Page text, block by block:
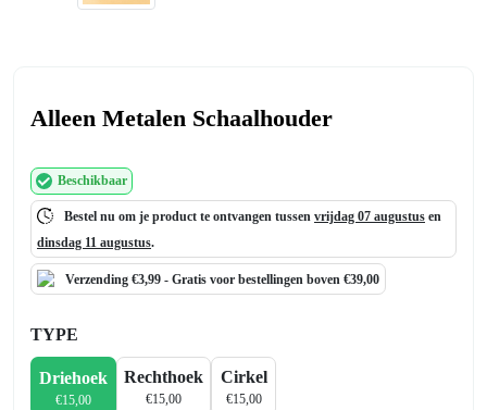
Alleen Metalen Schaalhouder
Beschikbaar
Bestel nu om je product te ontvangen tussen vrijdag 07 augustus en
dinsdag 11 augustus.
Verzending €3,99 - Gratis voor bestellingen boven €39,00
TYPE
Driehoek
€15,00
Rechthoek
€15,00
Cirkel
€15,00